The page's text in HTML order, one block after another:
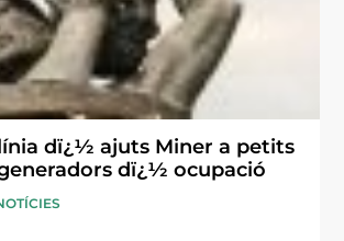
dï¿½ ajuts Miner a petits
dï¿½ ocupació